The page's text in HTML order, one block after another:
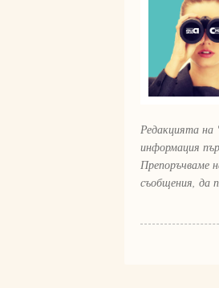
Редакцията на
информация
Препоръчваме
съобщения, да